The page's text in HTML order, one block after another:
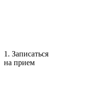
1. Записаться
на прием